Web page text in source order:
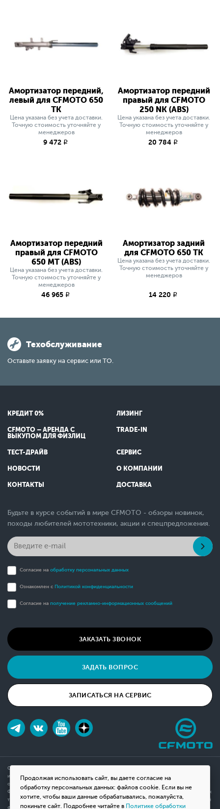
Продолжая использовать сайт, вы даете согласие на
обработку персональных данных: файлов cookie. Если вы не
хотите, чтобы ваши данные обрабатывались, пожалуйста,
покиньте сайт. Подробнее читайте в Политике обработки
Амортизатор передний,
левый для CFMOTO 650
ТK
Цена указана без учета доставки.
Точную стоимость уточняйте у
менеджеров
9 472 q
Амортизатор передний
правый для CFMOTO
250 NK (ABS)
Цена указана без учета доставки.
Точную стоимость уточняйте у
менеджеров
20 784 q
Амортизатор передний
правый для CFMOTO
650 MT (ABS)
Цена указана без учета доставки.
Точную стоимость уточняйте у
менеджеров
46 965 q
Амортизатор задний
для CFMOTO 650 ТK
Цена указана без учета доставки.
Точную стоимость уточняйте у
менеджеров
14 220 q
Техобслуживание
Оставьте заявку на сервис или ТО.
КРЕДИТ 0% ЛИЗИНГ
CFMOTO – АРЕНДА С
ВЫКУПОМ ДЛЯ ФИЗЛИЦ
TRADE-IN
ТЕСТ-ДРАЙВ СЕРВИС
НОВОСТИ О КОМПАНИИ
КОНТАКТЫ ДОСТАВКА
Будьте в курсе событий в мире CFMOTO - обзоры новинок,
походы любителей мототехники, акции и спецпредложения.
Согласие на обработку персональных данных
Ознакомлен с Политикой конфиденциальности
Согласие на получение рекламно-информационных сообщений
ЗАКАЗАТЬ ЗВОНОК
ЗАДАТЬ ВОПРОС
ЗАПИСАТЬСЯ НА СЕРВИС
Обращаем ваше внимание на то, что данный интернет-сайт носит исключительно
информационный характер и ни при каких условиях не является публичной офертой,
определяемой положениями Статьи 437(2) Гражданского кодекса Российской
Федерации. Для получения подробной информации о наличии и стоимости указанных
товаров, пожалуйста, обращайтесь к менеджерам компании с помощью специальной
формы связи на сайте или по телефону.